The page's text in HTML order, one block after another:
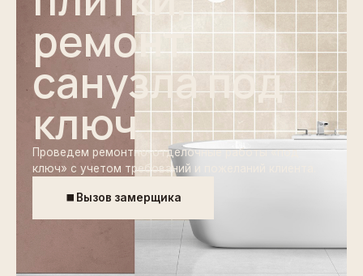
ремонт
санузла под
ключ
Проведем ремонтно-отделочные работы «под
ключ» с учетом требований и пожеланий клиента.
Вызов замерщика